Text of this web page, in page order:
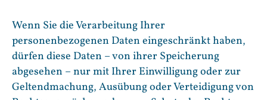
Wenn Sie die Verarbeitung Ihrer
personenbezogenen Daten eingeschränkt haben,
dürfen diese Daten – von ihrer Speicherung
abgesehen – nur mit Ihrer Einwilligung oder zur
Geltendmachung, Ausübung oder Verteidigung von